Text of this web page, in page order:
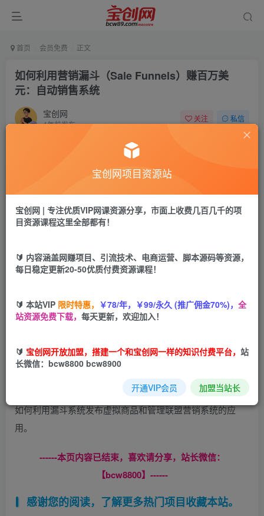
首页 会员免费 正文
如何利用营销漏斗（Sale Funnels）赚百万美
元：自动销售系统
宝创网
4年前发布
关注 私信
宝币9.9 宝币 19.9
立即购买
Kajabi，以及Systeme.io等一站式服务平台。在今天的节目
类似的Clickfunnels、Kajabi平台，并进行对比和评测。以及
如何利用漏斗系统发布虚拟商品和管理联盟营销系统的应
用。
------本页内容已结束，喜欢请分享，站长微信：
【bcw8800】------
感谢您的阅读，了解更多热门项目收藏本站。
宝创网项目资源站
宝创网 | 专注优质VIP网课资源分享，市面上收费几百几千的项
目资源课程这里全部都有！
🔰 内容涵盖网赚项目、引流技术、电商运营、脚本源码等资源，
每日稳定更新20-50优质付费资源课程！
🔰 本站VIP 限时特惠， ￥78/年，￥99/永久 (推广佣金70%)， 全
站资源免费下载， 每天更新，欢迎加入！
🔰 宝创网开放加盟，搭建一个和宝创网一样的知识付费平台， 站
长微信：bcw8800 bcw8900
开通VIP会员 加盟当站长